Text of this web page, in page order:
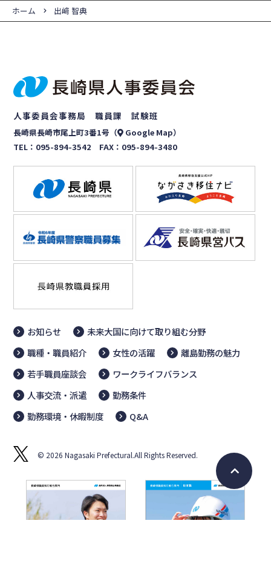
ホーム 出﨑 智典
人事委員会事務局 職員課 試験班
長崎県長崎市尾上町3番1号（ Google Map）
TEL： 095-894-3542 FAX：095-894-3480
お知らせ
未来大国に向けて取り組む分野
職種・職員紹介
女性の活躍
離島勤務の魅力
若手職員座談会
ワークライフバランス
人事交流・派遣
勤務条件
勤務環境・休暇制度
Q&A
© 2026 Nagasaki Prefectural.All Rights Reserved.